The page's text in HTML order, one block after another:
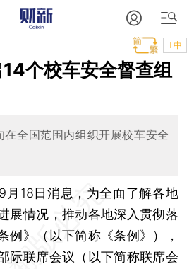
T中
个校车安全督查组
在全国范围内组织开展校车安全
18日消息，为全面了解各地
展情况，推动各地深入贯彻落
例》（以下简称《条例》），
际联席会议（以下简称联席会